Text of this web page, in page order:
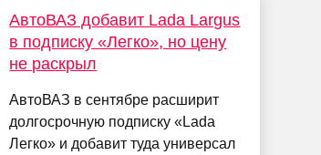
АвтоВАЗ добавит Lada Largus
в подписку «Легко», но цену
не раскрыл
АвтоВАЗ в сентябре расширит
долгосрочную подписку «Lada
Легко» и добавит туда универсал